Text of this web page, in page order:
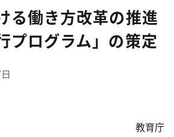
る働き方改革の推進
プログラム」の策定
教育庁